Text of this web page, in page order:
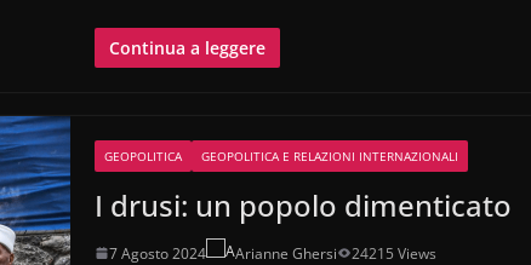
Continua a leggere
GEOPOLITICA GEOPOLITICA E RELAZIONI INTERNAZIONALI
I drusi: un popolo dimenticato
7 Agosto 2024 Arianne Ghersi
24215 Views